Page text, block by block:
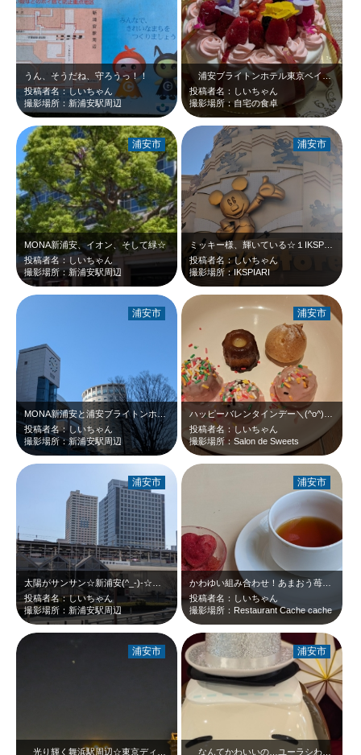
うん、そうだね、守ろうっ！！
投稿者名：しいちゃん
撮影場所：新浦安駅周辺
浦安ブライトンホテル東京ベイのスイーツショップ、「レーンズ」の母の日ケーキで…
投稿者名：しいちゃん
撮影場所：自宅の食卓
MONA新浦安、イオン、そして緑☆
投稿者名：しいちゃん
撮影場所：新浦安駅周辺
浦安市
ミッキー様、輝いている☆１IKSPIARIに来た方をお出迎えしてくださる☆
投稿者名：しいちゃん
撮影場所：IKSPIARI
浦安市
MONA新浦安と浦安ブライトンホテル東京ベイです☆両方とも私の大好きな場所☆
投稿者名：しいちゃん
撮影場所：新浦安駅周辺
浦安市
投稿者名：しいちゃん
撮影場所：Salon de Sweets
浦安市
投稿者名：しいちゃん
撮影場所：新浦安駅周辺
浦安市
かわゆい組み合わせ！あまおう苺のグラニテと柚子風味のお紅茶です。
投稿者名：しいちゃん
撮影場所：Restaurant Cache cache
浦安市
浦安市
なんてかわいいの…ユーラシわん❤銀色のシルクハット、赤の絨毯に背景…決まって…
浦安市